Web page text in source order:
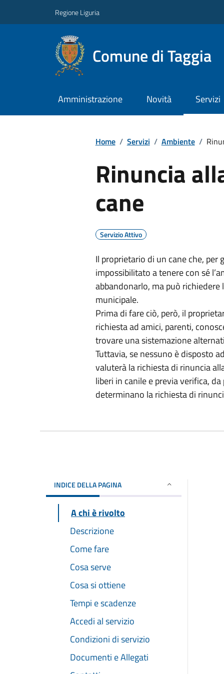
Regione Liguria
Comune di Taggia
Amministrazione Novità Servizi
Home / Servizi / Ambiente /
Rinuncia
cane
Servizio Attivo
Il proprietario di un cane che,
impossibilitato a tenere con sé
abbandonarlo, ma può richiedere
municipale.
Prima di fare ciò, però, il
richiesta ad amici, parenti,
trovare una sistemazione
Tuttavia, se nessuno è disposto
valuterà la richiesta di rinuncia
liberi in canile e previa verifica,
determinano la richiesta di
INDICE DELLA PAGINA
A chi è rivolto
Descrizione
Come fare
Cosa serve
Cosa si ottiene
Tempi e scadenze
Accedi al servizio
Condizioni di servizio
Documenti e Allegati